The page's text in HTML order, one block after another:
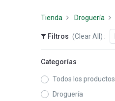
Tienda Droguería
Filtros (Clear All) :
Categorías
Todos los productos
Droguería